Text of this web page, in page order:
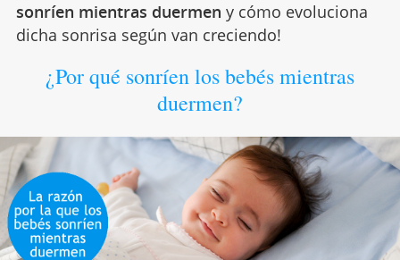
sonríen mientras duermen y cómo evoluciona
dicha sonrisa según van creciendo!
¿Por qué sonríen los bebés mientras
duermen?